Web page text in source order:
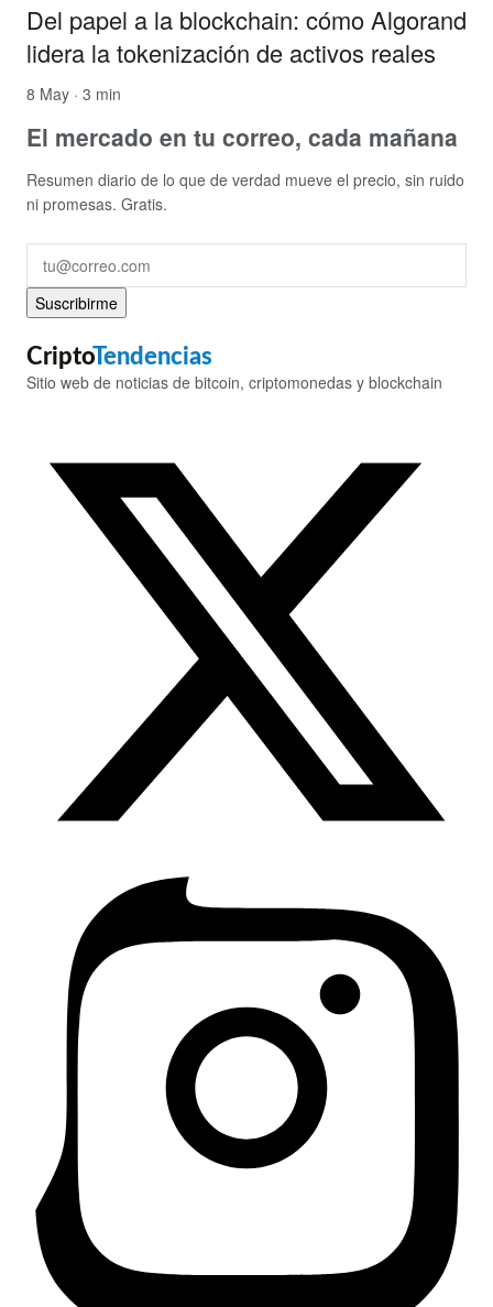
Del papel a la blockchain: cómo Algorand
lidera la tokenización de activos reales
8 May · 3 min
El mercado en tu correo, cada mañana
Resumen diario de lo que de verdad mueve el precio, sin ruido
ni promesas. Gratis.
Suscribirme
CriptoTendencias
Sitio web de noticias de bitcoin, criptomonedas y blockchain